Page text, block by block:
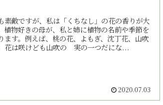
素敵ですが、私は「くちなし」の花の香りが大
植物好きの母が、私と姉に植物の名前や季節を
ます。例えば、桃の花、よもぎ、沈丁花、山吹
花は咲けども山吹の 実の一つだにな...
2020.07.03